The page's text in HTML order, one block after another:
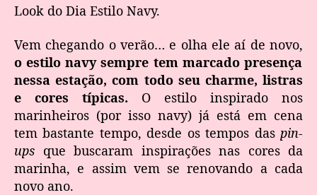
Look do Dia Estilo Navy.
Vem chegando o verão… e olha ele aí de novo,
o estilo navy sempre tem marcado presença
nessa estação, com todo seu charme, listras
e cores típicas. O estilo inspirado nos
marinheiros (por isso navy) já está em cena
tem bastante tempo, desde os tempos das pin-
ups que buscaram inspirações nas cores da
marinha, e assim vem se renovando a cada
novo ano.